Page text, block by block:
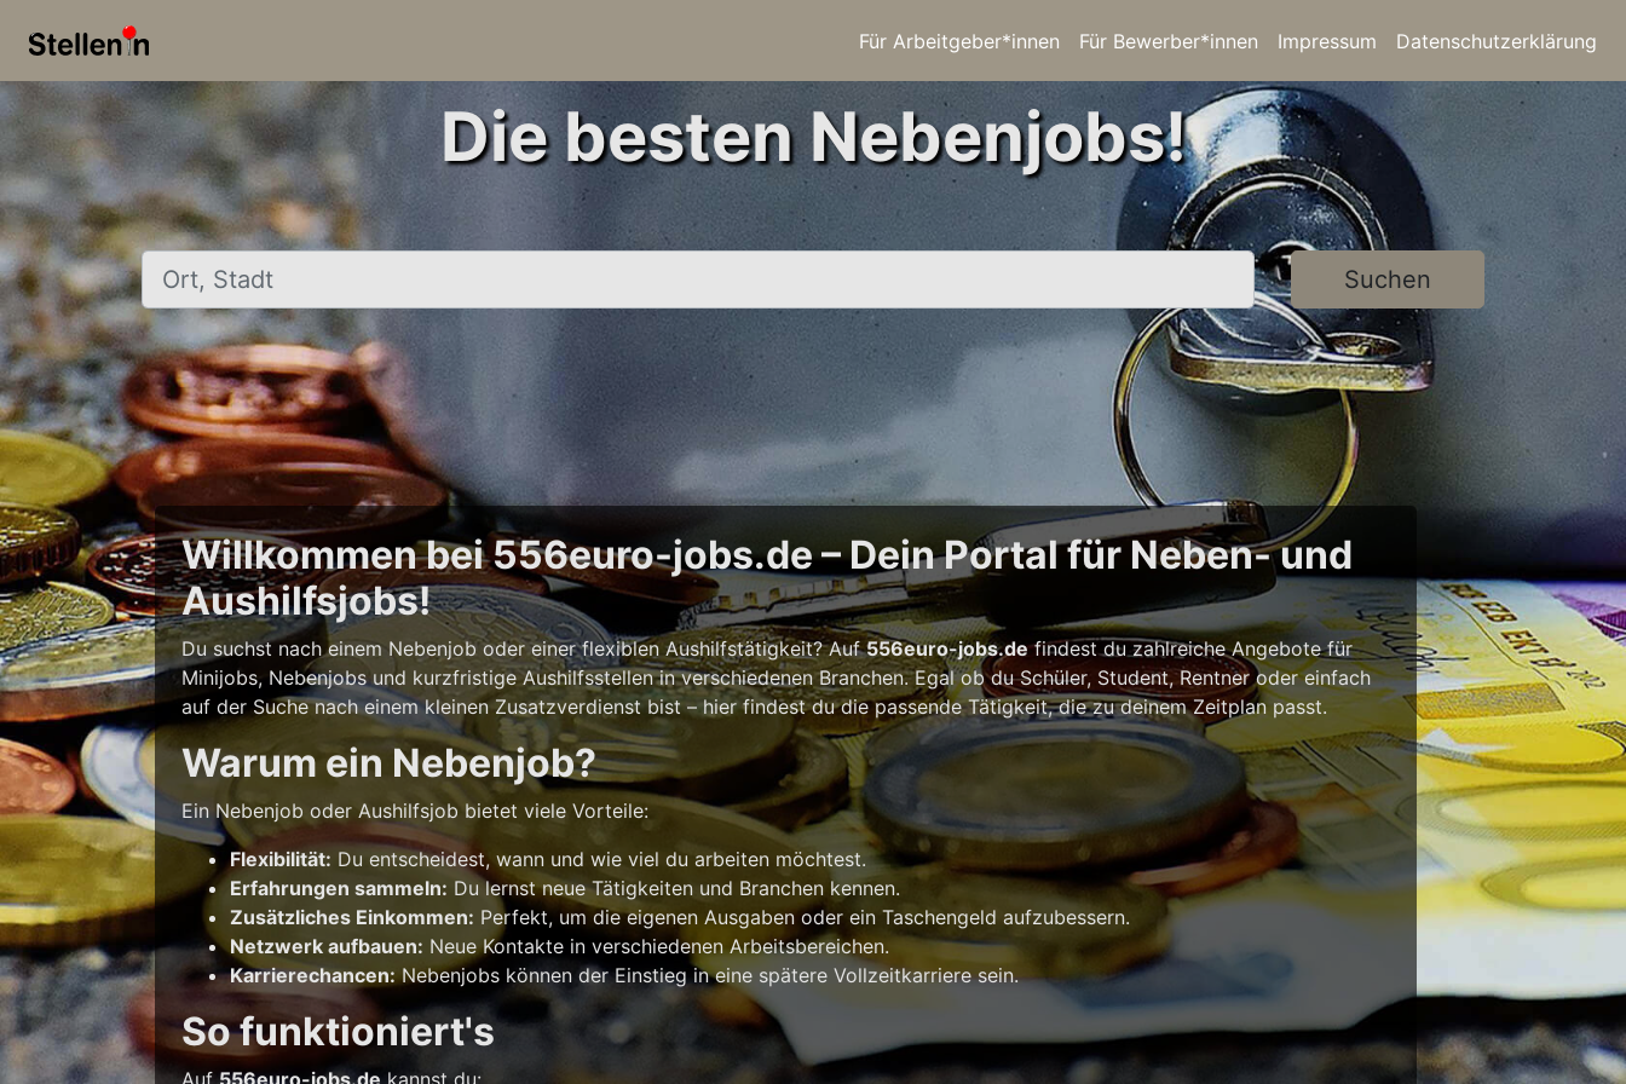
Für Arbeitgeber*innen Für Bewerber*innen Impressum Datenschutzerklärung
Die besten Nebenjobs!
Ort, Stadt Suchen
Willkommen bei 556euro-jobs.de – Dein Portal für Neben- und
Aushilfsjobs!
Du suchst nach einem Nebenjob oder einer flexiblen Aushilfstätigkeit? Auf556euro-jobs.defindest du zahlreiche Angebote für
Minijobs, Nebenjobs und kurzfristige Aushilfsstellen in verschiedenen Branchen. Egal ob du Schüler, Student, Rentner oder einfach
auf der Suche nach einem kleinen Zusatzverdienst bist – hier findest du die passende Tätigkeit, die zu deinem Zeitplan passt.
Warum ein Nebenjob?
Ein Nebenjob oder Aushilfsjob bietet viele Vorteile:
Flexibilität: Du entscheidest, wann und wie viel du arbeiten möchtest.
Erfahrungen sammeln: Du lernst neue Tätigkeiten und Branchen kennen.
Zusätzliches Einkommen: Perfekt, um die eigenen Ausgaben oder ein Taschengeld aufzubessern.
Netzwerk aufbauen: Neue Kontakte in verschiedenen Arbeitsbereichen.
Karrierechancen:Nebenjobs können der Einstieg in eine spätere Vollzeitkarriere sein.
So funktioniert's